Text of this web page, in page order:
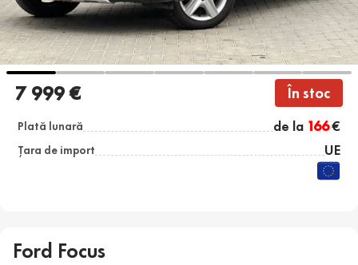
7 999 € În stoc
Plată lunară de la 166€
Țara de import UE
Ford Focus